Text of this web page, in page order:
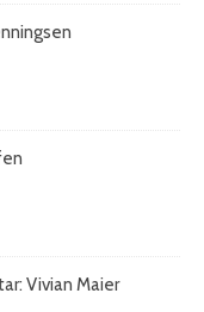
Vivian Maier